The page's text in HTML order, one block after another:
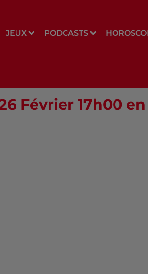
JEUX PODCASTS
Février 17h00